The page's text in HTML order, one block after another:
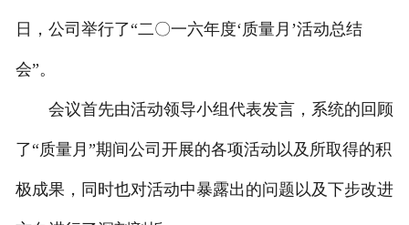
日，公司举行了“二〇一六年度‘质量月’活动总结
会”。
会议首先由活动领导小组代表发言，系统的回顾
了“质量月”期间公司开展的各项活动以及所取得的积
极成果，同时也对活动中暴露出的问题以及下步改进